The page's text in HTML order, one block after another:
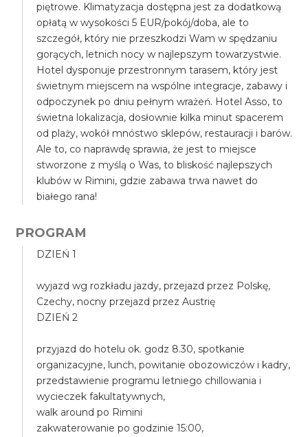
piętrowe. Klimatyzacja dostępna jest za dodatkową
opłatą w wysokości 5 EUR/pokój/doba, ale to
szczegół, który nie przeszkodzi Wam w spędzaniu
gorących, letnich nocy w najlepszym towarzystwie.
Hotel dysponuje przestronnym tarasem, który jest
świetnym miejscem na wspólne integracje, zabawy i
odpoczynek po dniu pełnym wrażeń. Hotel Asso, to
świetna lokalizacja, dosłownie kilka minut spacerem
od plaży, wokół mnóstwo sklepów, restauracji i barów.
Ale to, co naprawdę sprawia, że jest to miejsce
stworzone z myślą o Was, to bliskość najlepszych
klubów w Rimini, gdzie zabawa trwa nawet do
białego rana!
PROGRAM
DZIEŃ 1
wyjazd wg rozkładu jazdy, przejazd przez Polskę,
Czechy, nocny przejazd przez Austrię
DZIEŃ 2
przyjazd do hotelu ok. godz 8.30, spotkanie
organizacyjne, lunch, powitanie obozowiczów i kadry,
przedstawienie programu letniego chillowania i
wycieczek fakultatywnych,
walk around po Rimini
zakwaterowanie po godzinie 15:00,